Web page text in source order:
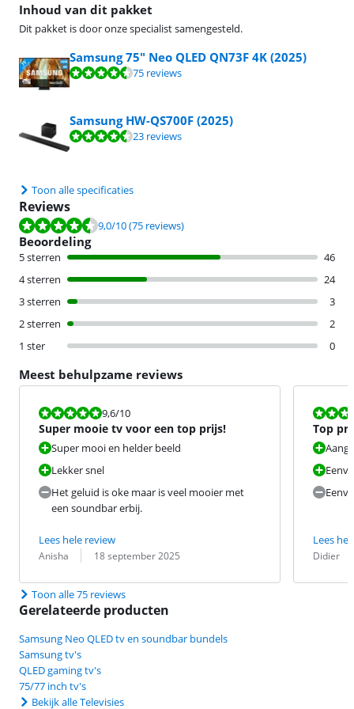
Inhoud van dit pakket
Dit pakket is door onze specialist samengesteld.
Samsung 75" Neo QLED QN73F 4K (2025)
Beoordeling is 9,0 van de 10, gebaseerd op 75 reviews.
75 reviews
Samsung HW-QS700F (2025)
Beoordeling is 9,3 van de 10, gebaseerd op 23 reviews.
23 reviews
Toon alle specificaties
Reviews
Beoordeling is 9,0 van de 10, gebaseerd op 75 reviews.
9,0/10(75 reviews)
Beoordeling
5 sterren
46
4 sterren
24
3 sterren
3
2 sterren
2
1 ster
0
Meest behulpzame reviews
Beoordeling is 9,6 van de 10.
9,6/10
Super mooie tv voor een top prijs!
Super mooi en helder beeld
Lekker snel
Het geluid is oke maar is veel mooier met
een soundbar erbij.
Lees hele review
Beoordeling door:
Anisha
Datum: 18 september 2025
Top
Lees
Didier
Datum:
Toon alle 75 reviews
Gerelateerde producten
Samsung Neo QLED tv en soundbar bundels
Samsung tv's
QLED gaming tv's
75/77 inch tv's
Bekijk alle Televisies